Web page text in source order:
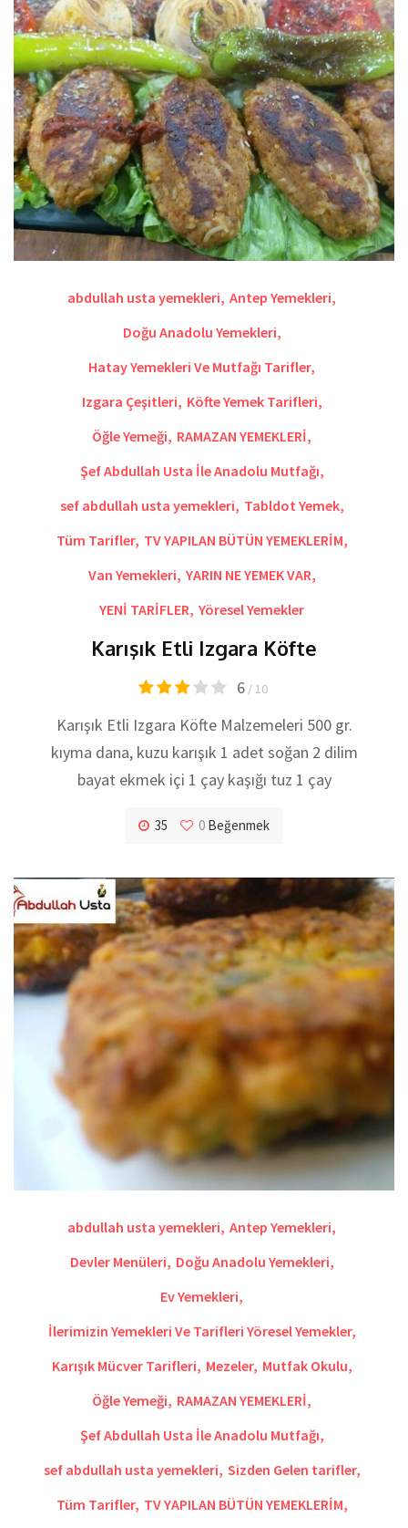
abdullah usta yemekleri, Antep Yemekleri,
Doğu Anadolu Yemekleri,
Hatay Yemekleri Ve Mutfağı Tarifler,
Izgara Çeşitleri, Köfte Yemek Tarifleri,
Öğle Yemeği, RAMAZAN YEMEKLERİ,
Şef Abdullah Usta İle Anadolu Mutfağı,
sef abdullah usta yemekleri, Tabldot Yemek,
Tüm Tarifler, TV YAPILAN BÜTÜN YEMEKLERİM,
Van Yemekleri, YARIN NE YEMEK VAR,
YENİ TARİFLER, Yöresel Yemekler
Karışık Etli Izgara Köfte
6/ 10
Karışık Etli Izgara Köfte Malzemeleri 500 gr.
kıyma dana, kuzu karışık 1 adet soğan 2 dilim
bayat ekmek içi 1 çay kaşığı tuz 1 çay
35 0 Beğenmek
abdullah usta yemekleri, Antep Yemekleri,
Devler Menüleri, Doğu Anadolu Yemekleri,
Ev Yemekleri,
İlerimizin Yemekleri Ve Tarifleri Yöresel Yemekler,
Karışık Mücver Tarifleri, Mezeler, Mutfak Okulu,
Öğle Yemeği, RAMAZAN YEMEKLERİ,
Şef Abdullah Usta İle Anadolu Mutfağı,
sef abdullah usta yemekleri, Sizden Gelen tarifler,
Tüm Tarifler, TV YAPILAN BÜTÜN YEMEKLERİM,